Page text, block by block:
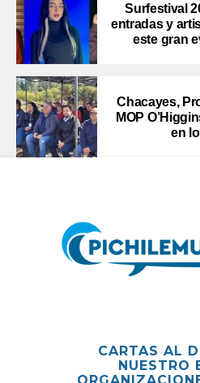
Surfestival
entradas y
este gran
Chacayes,
MOP
en
CARTAS AL
NUESTRO